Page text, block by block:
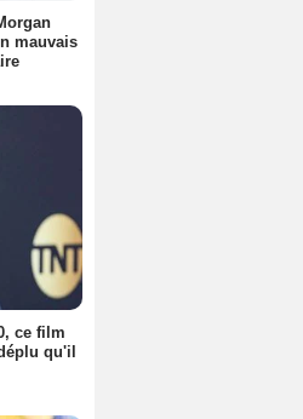
mauvais
ce film
qu'il